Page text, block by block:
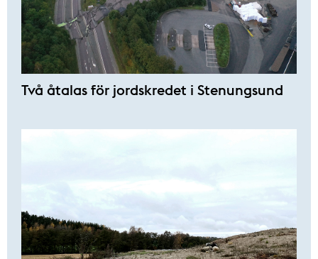
Två åtalas för jordskredet i Stenungsund